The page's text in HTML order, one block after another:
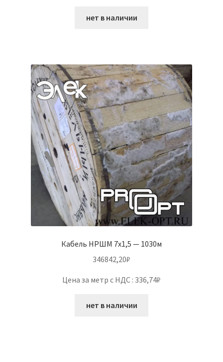
нет в наличии
Кабель НРШМ 7х1,5 — 1030м
346842,20₽
Цена за метр с НДС : 336,74₽
нет в наличии